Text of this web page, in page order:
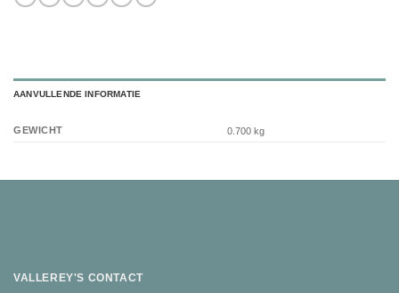
AANVULLENDE INFORMATIE
GEWICHT 0.700 kg
VALLEREY'S CONTACT